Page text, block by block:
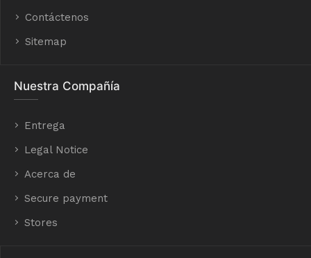
Contáctenos
Sitemap
Nuestra Compañía
Entrega
Legal Notice
Acerca de
Secure payment
Stores